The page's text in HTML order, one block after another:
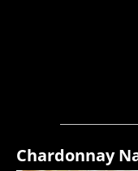
Chardonnay